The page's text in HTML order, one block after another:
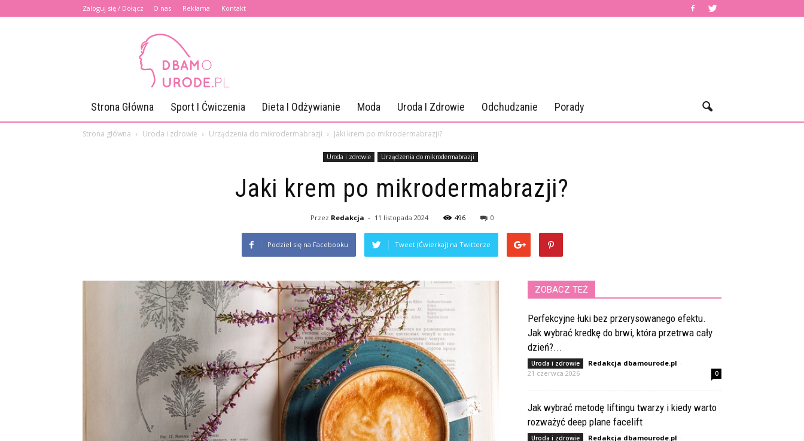
Zaloguj się / Dołącz O nas Reklama Kontakt
Dbamourode.pl
Strona Główna Sport I Ćwiczenia Dieta I Odżywianie Moda Uroda I Zdrowie Odchudzanie Porady
Strona główna Uroda i zdrowie Urządzenia do mikrodermabrazji Jaki krem po mikrodermabrazji?
Uroda i zdrowie Urządzenia do mikrodermabrazji
Jaki krem po mikrodermabrazji?
Przez Redakcja - 11 listopada 2024 496 0
Podziel się na Facebooku Tweet (Ćwierkaj) na Twitterze
ZOBACZ TEŻ
Perfekcyjne łuki bez przerysowanego efektu.
Jak wybrać kredkę do brwi, która przetrwa cały
dzień?...
Uroda i zdrowie Redakcja dbamourode.pl -
21 czerwca 2026
0
Jak wybrać metodę liftingu twarzy i kiedy warto
rozważyć deep plane facelift
Uroda i zdrowie Redakcja dbamourode.pl -